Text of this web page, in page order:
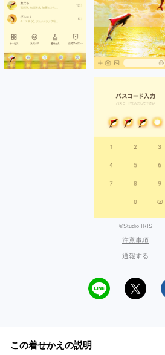
©Studio IRIS
注意事項
通報する
この着せかえの説明